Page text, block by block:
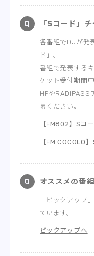
「Sコード」
各番組でDJが発
ド」。
番組で発表する
ケット受付期間
HPやRADIPASS
募ください。
【FM802】Sコ
【FM COCOLO
オススメの番
「ピックアップ
ています。
ピックアップへ